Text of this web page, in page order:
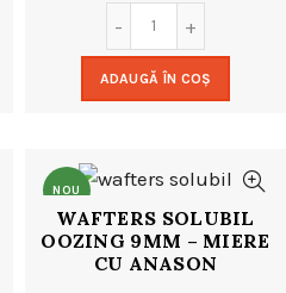
ADAUGĂ ÎN COȘ
NOU
WAFTERS SOLUBIL
OOZING 9MM – MIERE
CU ANASON